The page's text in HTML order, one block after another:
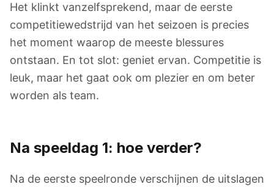
Het klinkt vanzelfsprekend, maar de eerste
competitiewedstrijd van het seizoen is precies
het moment waarop de meeste blessures
ontstaan. En tot slot: geniet ervan. Competitie is
leuk, maar het gaat ook om plezier en om beter
worden als team.
Na speeldag 1: hoe verder?
Na de eerste speelronde verschijnen de uitslagen